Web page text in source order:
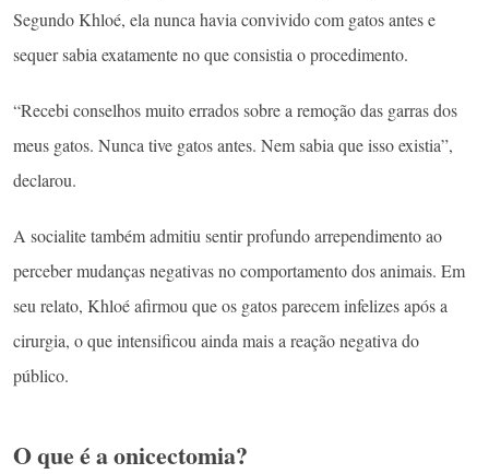
Segundo Khloé, ela nunca havia convivido com gatos antes e
sequer sabia exatamente no que consistia o procedimento.
“Recebi conselhos muito errados sobre a remoção das garras dos
meus gatos. Nunca tive gatos antes. Nem sabia que isso existia”,
declarou.
A socialite também admitiu sentir profundo arrependimento ao
perceber mudanças negativas no comportamento dos animais. Em
seu relato, Khloé afirmou que os gatos parecem infelizes após a
cirurgia, o que intensificou ainda mais a reação negativa do
público.
O que é a onicectomia?